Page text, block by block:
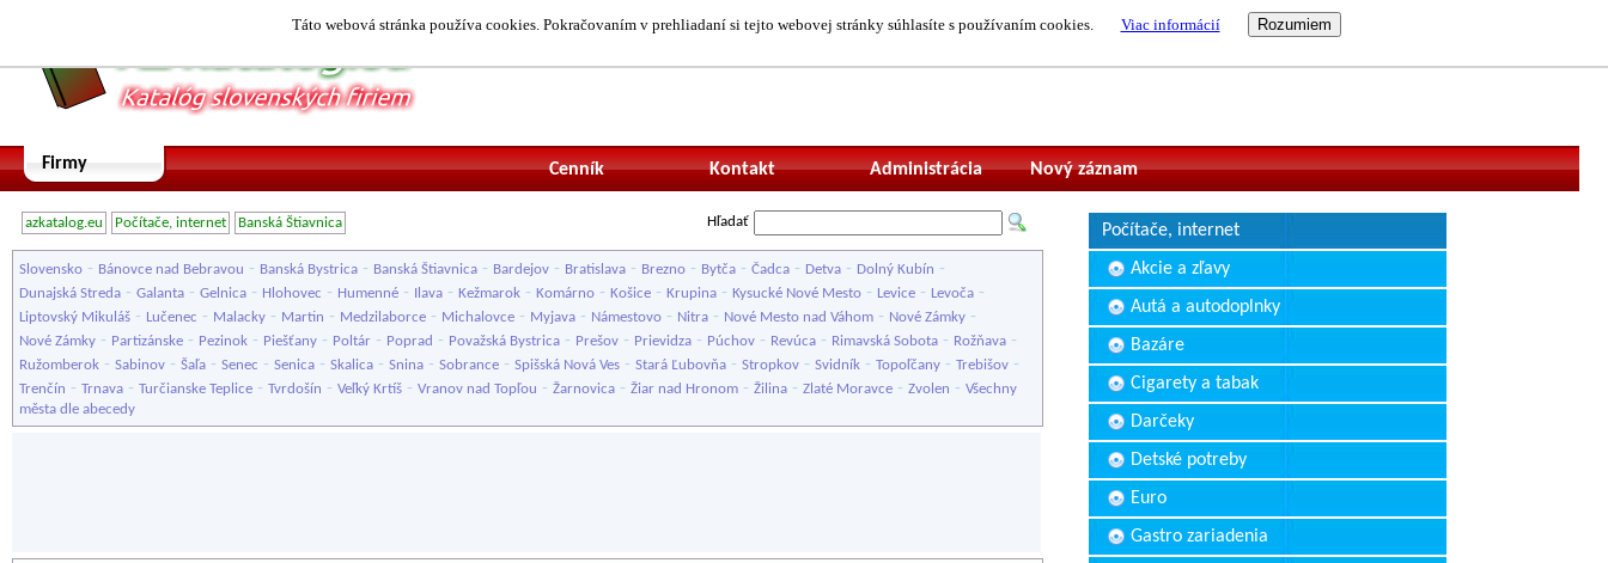
Táto webová stránka používa cookies. Pokračovaním v prehliadaní si tejto webovej stránky súhlasíte s používaním cookies. Viac informácií
Firmy Nový záznam
Administrácia
Kontakt
Cenník
azkatalog.eu Počítače, internet Banská Štiavnica Hľadať
Slovensko - Bánovce nad Bebravou - Banská Bystrica - Banská Štiavnica - Bardejov - Bratislava - Brezno - Bytča - Čadca - Detva - Dolný Kubín -
Dunajská Streda - Galanta - Gelnica - Hlohovec - Humenné - Ilava - Kežmarok - Komárno - Košice - Krupina - Kysucké Nové Mesto - Levice - Levoča -
Liptovský Mikuláš - Lučenec - Malacky - Martin - Medzilaborce - Michalovce - Myjava - Námestovo - Nitra - Nové Mesto nad Váhom - Nové Zámky -
Nové Zámky - Partizánske - Pezinok - Piešťany - Poltár - Poprad - Považská Bystrica - Prešov - Prievidza - Púchov - Revúca - Rimavská Sobota - Rožňava -
Ružomberok - Sabinov - Šaľa - Senec - Senica - Skalica - Snina - Sobrance - Spišská Nová Ves - Stará Ľubovňa - Stropkov - Svidník - Topoľčany - Trebišov -
Trenčín - Trnava - Turčianske Teplice - Tvrdošín - Veľký Krtíš - Vranov nad Topľou - Žarnovica - Žiar nad Hronom - Žilina - Zlaté Moravce - Zvolen - Všechny
města dle abecedy
Počítače, internet
Akcie a zľavy
Autá a autodoplnky
Bazáre
Cigarety a tabak
Darčeky
Detské potreby
Euro
Gastro zariadenia